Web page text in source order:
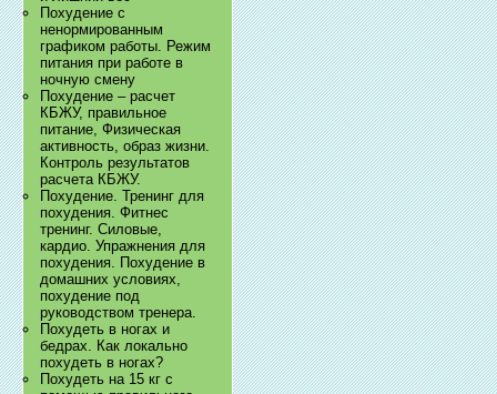
Похудение с
ненормированным
графиком работы. Режим
питания при работе в
ночную смену
Похудение – расчет
КБЖУ, правильное
питание, Физическая
активность, образ жизни.
Контроль результатов
расчета КБЖУ.
Похудение. Тренинг для
похудения. Фитнес
тренинг. Силовые,
кардио. Упражнения для
похудения. Похудение в
домашних условиях,
похудение под
руководством тренера.
Похудеть в ногах и
бедрах. Как локально
похудеть в ногах?
Похудеть на 15 кг с